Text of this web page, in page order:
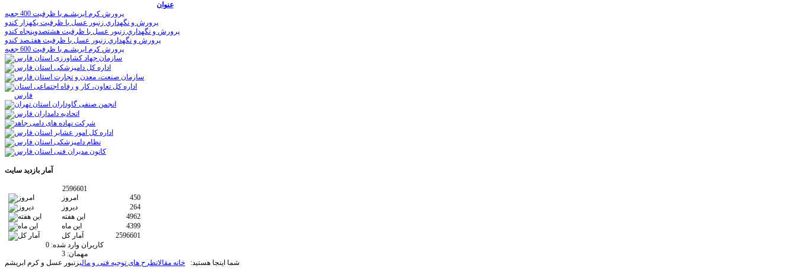
عنوان
پرورش كرم ابريشـم با ظرفيت 400 جعبه
پرورش و نگهداري زنبور عسل با ظرفيت يكهزار كندو
پرورش و نگهداري زنبور عسل با ظرفيت هشتصدوپنجاه كندو
پرورش و نگهداري زنبور عسل با ظرفيت هفتـصد كندو
پرورش كرم ابريشـم با ظرفيت 600 جعبه
آمار بازدید سایت
2596601
امروز
450
دیروز
264
این هفته
4962
این ماه
4399
آمار کل
2596601
کاربران وارد شده: 0
مهمان: 3
شما اینجا هستید: خانه مقالاتطرح های توجیه فنی و مالیزنبور عسل و کرم ابریشم